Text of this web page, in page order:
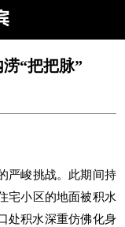
“把把脉”
严峻挑战。此期间持
宅小区的地面被积水
处积水深重仿佛化身